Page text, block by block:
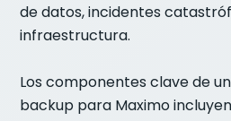
de datos, incidentes
infraestructura.
Los componentes clave de
backup para Maximo